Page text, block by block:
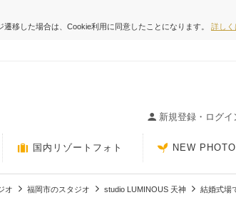
移した場合は、Cookie利用に同意したことになります。 詳しく
新規登録・ログイ
国内リゾートフォト NEW
オ 福岡市のスタジオ studio LUMINOUS 天神 結婚式場